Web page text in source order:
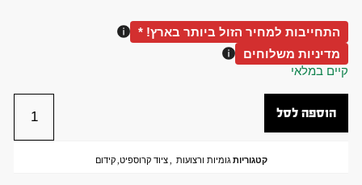
התחייבות למחיר הזול ביותר בארץ! *
מדיניות משלוחים
קיים במלאי
הוספה לסל
קטגוריות גומיות ורצועות ,ציוד קרוספיט,קידום